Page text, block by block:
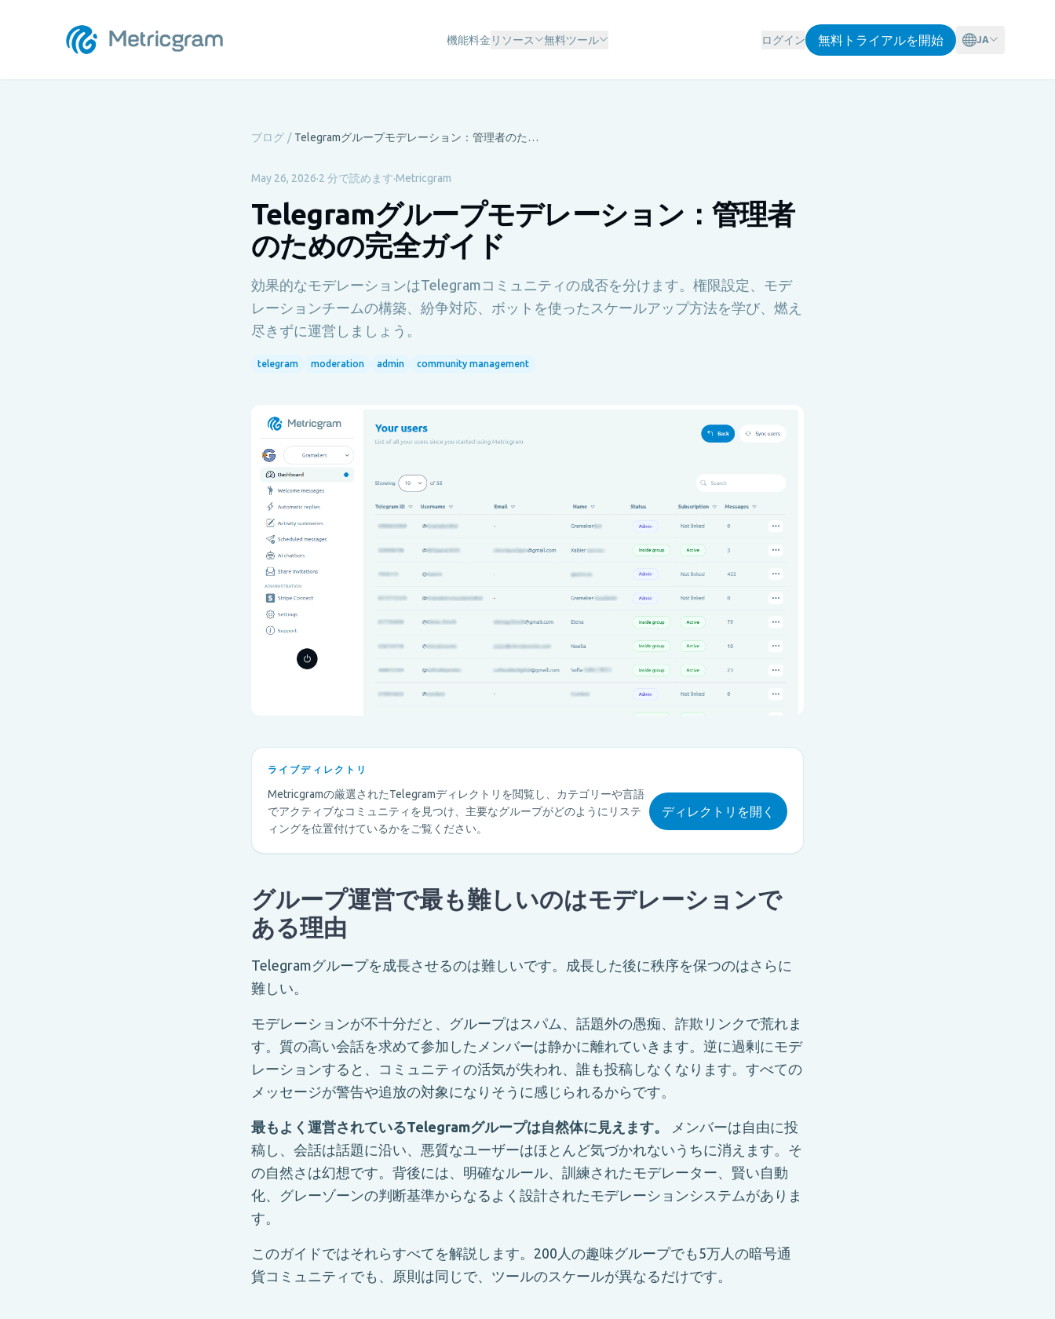
機能料金 リソース 無料ツール ログイン 無料トライアルを開始 JA
ブログ / Telegramグループモデレーション：管理者のための完全ガイド
May 26, 2026·2 分で読めます·Metricgram
Telegramグループモデレーション：管理者
のための完全ガイド
効果的なモデレーションはTelegramコミュニティの成否を分けます。権限設定、モデ
レーションチームの構築、紛争対応、ボットを使ったスケールアップ方法を学び、燃え
尽きずに運営しましょう。
telegram moderation admin community management
ライブディレクトリ
Metricgramの厳選されたTelegramディレクトリを閲覧し、カテゴリーや言語
でアクティブなコミュニティを見つけ、主要なグループがどのようにリステ
ィングを位置付けているかをご覧ください。
ディレクトリを開く
グループ運営で最も難しいのはモデレーションで
ある理由
Telegramグループを成長させるのは難しいです。成長した後に秩序を保つのはさらに
難しい。
モデレーションが不十分だと、グループはスパム、話題外の愚痴、詐欺リンクで荒れま
す。質の高い会話を求めて参加したメンバーは静かに離れていきます。逆に過剰にモデ
レーションすると、コミュニティの活気が失われ、誰も投稿しなくなります。すべての
メッセージが警告や追放の対象になりそうに感じられるからです。
最もよく運営されているTelegramグループは自然体に見えます。
メンバーは自由に投
稿し、会話は話題に沿い、悪質なユーザーはほとんど気づかれないうちに消えます。そ
の自然さは幻想です。背後には、明確なルール、訓練されたモデレーター、賢い自動
化、グレーゾーンの判断基準からなるよく設計されたモデレーションシステムがありま
す。
このガイドではそれらすべてを解説します。200人の趣味グループでも5万人の暗号通
貨コミュニティでも、原則は同じで、ツールのスケールが異なるだけです。